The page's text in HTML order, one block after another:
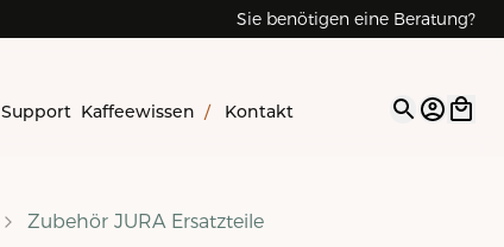
Sie benötigen eine Beratung?
Support Kaffeewissen / Kontakt Open
Zubehör JURA Ersatzteile